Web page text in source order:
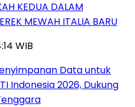
KEDUA DALAM
MEWAH ITALIA BARU
WIB
Data untuk
Indonesia 2026, Dukung